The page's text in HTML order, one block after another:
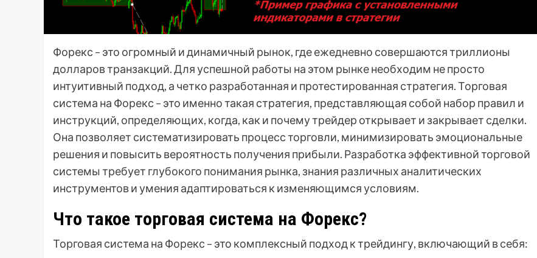
Форекс – это огромный и динамичный рынок, где ежедневно совершаются триллионы
долларов транзакций. Для успешной работы на этом рынке необходим не просто
интуитивный подход, а четко разработанная и протестированная стратегия. Торговая
система на Форекс – это именно такая стратегия, представляющая собой набор правил и
инструкций, определяющих, когда, как и почему трейдер открывает и закрывает сделки.
Она позволяет систематизировать процесс торговли, минимизировать эмоциональные
решения и повысить вероятность получения прибыли. Разработка эффективной торговой
системы требует глубокого понимания рынка, знания различных аналитических
инструментов и умения адаптироваться к изменяющимся условиям.
Что такое торговая система на Форекс?
Торговая система на Форекс – это комплексный подход к трейдингу, включающий в себя: